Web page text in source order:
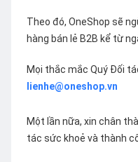
Theo đó, OneShop sẽ
hàng bán lẻ B2B kể từ
Mọi thắc mắc Quý Đối
lienhe@oneshop.vn
Một lần nữa, xin chân
tác sức khoẻ và thành